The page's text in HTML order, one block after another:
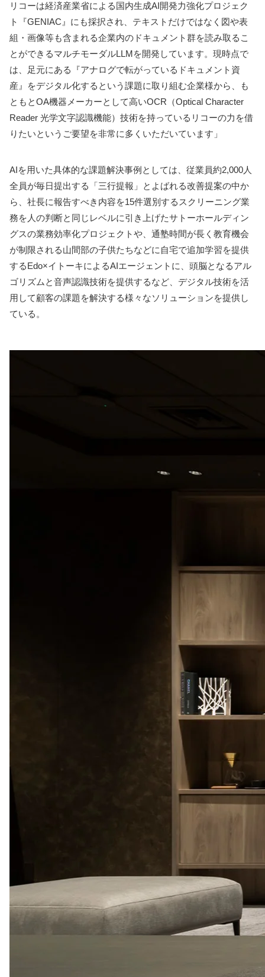
リコーは経済産業省による国内生成AI開発力強化プロジェク
ト『GENIAC』にも採択され、テキストだけではなく図や表
組・画像等も含まれる企業内のドキュメント群を読み取るこ
とができるマルチモーダルLLMを開発しています。現時点で
は、足元にある『アナログで転がっているドキュメント資
産』をデジタル化するという課題に取り組む企業様から、も
ともとOA機器メーカーとして高いOCR（Optical Character
Reader 光学文字認識機能）技術を持っているリコーの力を借
りたいというご要望を非常に多くいただいています」
AIを用いた具体的な課題解決事例としては、従業員約2,000人
全員が毎日提出する「三行提報」とよばれる改善提案の中か
ら、社長に報告すべき内容を15件選別するスクリーニング業
務を人の判断と同じレベルに引き上げたサトーホールディン
グスの業務効率化プロジェクトや、通塾時間が長く教育機会
が制限される山間部の子供たちなどに自宅で追加学習を提供
するEdo×イトーキによるAIエージェントに、頭脳となるアル
ゴリズムと音声認識技術を提供するなど、デジタル技術を活
用して顧客の課題を解決する様々なソリューションを提供し
ている。